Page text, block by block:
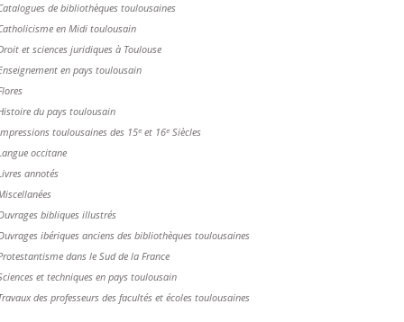
de bibliothèques toulousaines
en Midi toulousain
et sciences juridiques à Toulouse
en pays toulousain
du pays toulousain
toulousaines des 15ᵉ et 16ᵉ Siècles
occitane
annotés
bibliques illustrés
ibériques anciens des bibliothèques toulousaines
dans le Sud de la France
et techniques en pays toulousain
des professeurs des facultés et écoles toulousaines